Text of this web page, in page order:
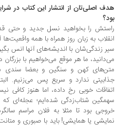
اصلی‌تان از انتشار این کتاب در شرایط
را بخواهید نسل جدید و حتی قدیم
به زبان روز همراه با همه واقعیت‌ها آشنا
زندگی‌شان با اندیشه‌های آنها انس بگیرند و
ما هر موقع می‌خواهیم با بزرگان دین و
کهن و سنگین و بعضا سندی
ندارد و سریع پس می‌زنیم. البته در
خوبی رخ داده، اما هنوز کافی نیست.
شتاب‌زدگی شده‌ایم؛ عجله‌ای که فقط
بود تا مثلا به فلان مراسم سالگرد
یا همایشی! باید با صبوری و متانت بدون